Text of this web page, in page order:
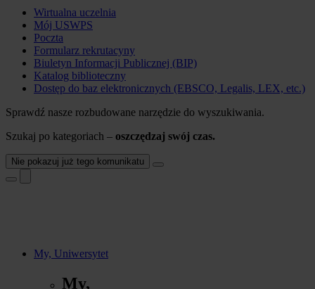
Wirtualna uczelnia
Mój USWPS
Poczta
Formularz rekrutacyny
Biuletyn Informacji Publicznej (BIP)
Katalog biblioteczny
Dostęp do baz elektronicznych (EBSCO, Legalis, LEX, etc.)
Sprawdź nasze rozbudowane narzędzie do wyszukiwania.
Szukaj po kategoriach – oszczędzaj swój czas.
Nie pokazuj już tego komunikatu
My, Uniwersytet
My,